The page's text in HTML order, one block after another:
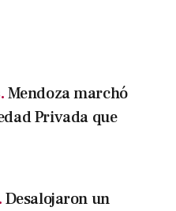
Mendoza marchó
Privada que
Desalojaron un